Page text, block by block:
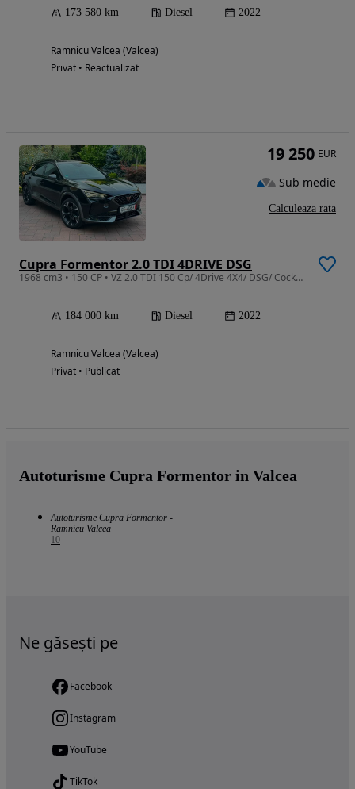
173 580 km Diesel 2022
Ramnicu Valcea (Valcea)
Privat • Reactualizat
Cupra Formentor 2.0 TDI 4DRIVE DSG
1968 cm3 • 150 CP • VZ 2.0 TDI 150 Cp/ 4Drive 4X4/ DSG/ Cockpit / CarPlay /Matrix Full LED
184 000 km Diesel 2022
Ramnicu Valcea (Valcea)
Privat • Publicat
19 250 EUR
Sub medie
Calculeaza rata
Autoturisme Cupra Formentor in Valcea
Autoturisme Cupra Formentor -
Ramnicu Valcea
10
Ne găsești pe
Facebook
Instagram
YouTube
TikTok